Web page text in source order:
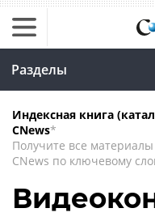
Разделы
Индексная книга
CNews*
Получите все материалы
CNews по ключевому